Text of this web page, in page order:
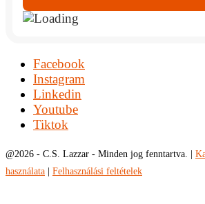
Facebook
Instagram
Linkedin
Youtube
Tiktok
@2026 - C.S. Lazzar - Minden jog fenntartva. |
használata
Felhasználási feltételek